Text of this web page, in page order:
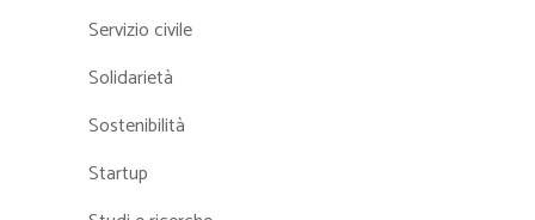
Servizio civile
Solidarietà
Sostenibilità
Startup